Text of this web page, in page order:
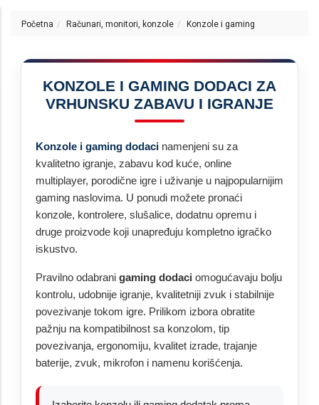
Početna Računari, monitori, konzole Konzole i gaming
KONZOLE I GAMING DODACI ZA
VRHUNSKU ZABAVU I IGRANJE
Konzole i gaming dodaci namenjeni su za
kvalitetno igranje, zabavu kod kuće, online
multiplayer, porodične igre i uživanje u najpopularnijim
gaming naslovima. U ponudi možete pronaći
konzole, kontrolere, slušalice, dodatnu opremu i
druge proizvode koji unapređuju kompletno igračko
iskustvo.
Pravilno odabrani gaming dodaci omogućavaju bolju
kontrolu, udobnije igranje, kvalitetniji zvuk i stabilnije
povezivanje tokom igre. Prilikom izbora obratite
pažnju na kompatibilnost sa konzolom, tip
povezivanja, ergonomiju, kvalitet izrade, trajanje
baterije, zvuk, mikrofon i namenu korišćenja.